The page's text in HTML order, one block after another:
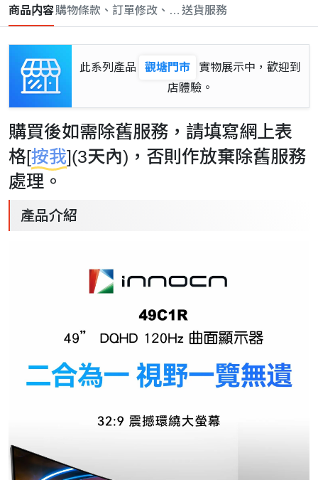
商品内容購物條款、訂單修改、取消與退款政策
送貨服務
此系列產品 觀塘門市
實物展示中，歡迎到
店體驗。
購買後如需除舊服務，請填寫網上表
格[按我](3天內)，否則作放棄除舊服務
處理。
產品介紹